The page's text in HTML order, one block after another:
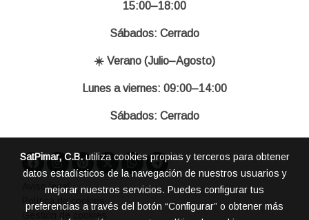
15:00–18:00
Sábados: Cerrado
☀️ Verano (Julio–Agosto)
Lunes a viernes: 09:00–14:00
Sábados: Cerrado
Aviso legal
Política de cookies
Gestión de cookies
SatPimar, C.B.utiliza cookies propias y terceros para obtener
datos estadísticos de la navegación de nuestros usuarios y
mejorar nuestros servicios. Puedes configurar tus
preferencias a través del botón “Configurar” o obtener más